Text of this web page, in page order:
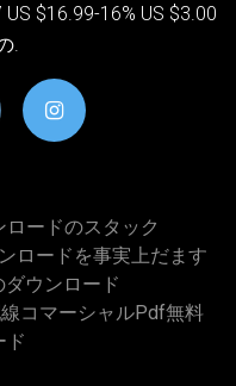
$16.99-16% US $3.00
.
ードのスタック
ロードを事実上だます
ウンロード
コマーシャルpdf無料
ド